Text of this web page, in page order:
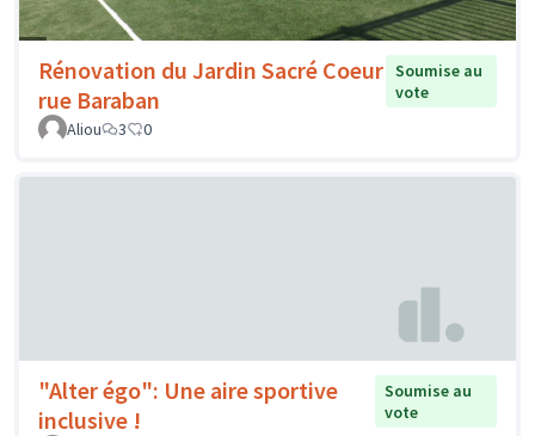
Rénovation du Jardin Sacré Coeur
rue Baraban
Soumise au
vote
Aliou
3 0
"Alter égo": Une aire sportive
inclusive !
Soumise au
vote